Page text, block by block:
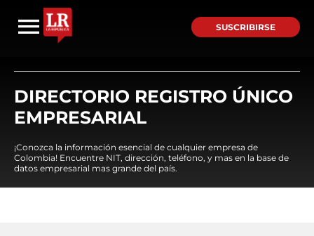
SUSCRIBIRSE
DIRECTORIO REGISTRO ÚNICO
EMPRESARIAL
¡Conozca la información esencial de cualquier empresa de
Colombia! Encuentre NIT, dirección, teléfono, y mas en la base de
datos empresarial mas grande del país.